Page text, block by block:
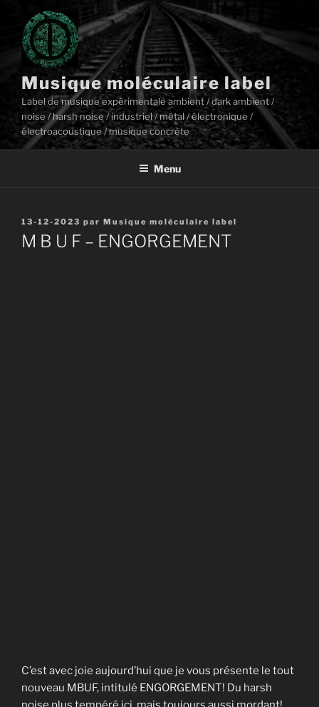
contenu
principal
Musique moléculaire label
Label de musique expérimentale ambient / dark ambient /
noise / harsh noise / industriel / métal / électronique /
électroacoustique / musique concrète
Menu
Publié
le
13-12-2023 par Musique moléculaire label
M B U F – ENGORGEMENT
C’est avec joie aujourd’hui que je vous présente le tout
nouveau MBUF, intitulé ENGORGEMENT! Du harsh